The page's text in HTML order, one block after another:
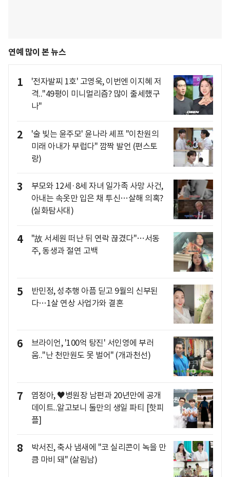
연예 많이 본 뉴스
1
'전자발찌 1호' 고영욱, 이번엔 이지혜 저
격.."49평이 미니멀리즘? 많이 출세했구
나"
2
'술 빚는 윤주모' 윤나라 셰프 "이찬원의
미래 아내가 부럽다" 깜짝 발언 (편스토
랑)
3
부모와 12세·8세 자녀 일가족 사망 사건,
아내는 속옷만 입은 채 투신…살해 의혹?
(실화탐사대)
4
"故 서세원 떠난 뒤 연락 끊겼다"…서동
주, 동생과 절연 고백
5
반민정, 성추행 아픔 딛고 9월의 신부된
다…1살 연상 사업가와 결혼
6
브라이언, '100억 탕진' 서인영에 부러
움.."난 천만원도 못 벌어" (개과천선)
7
염정아, ♥병원장 남편과 20년만에 공개
데이트..알고보니 둘만의 생일 파티 [핫피
플]
8
박서진, 축사 냄새에 "코 실리콘이 녹을 만
큼 마비 돼" (살림남)